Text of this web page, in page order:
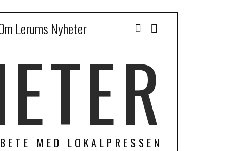
Lerums Nyheter
Facebook
MED LOKALPRESSEN